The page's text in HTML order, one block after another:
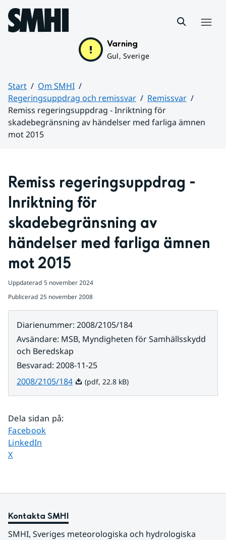
Hoppa till sidans innehåll
Varning
Gul, Sverige
Start
Om SMHI
Regeringsuppdrag och remissvar
Remissvar
Remiss regeringsuppdrag - Inriktning för
skadebegränsning av händelser med farliga ämnen
mot 2015
Remiss regeringsuppdrag -
Inriktning för
skadebegränsning av
händelser med farliga ämnen
mot 2015
Uppdaterad 5 november 2024
Publicerad 25 november 2008
Diarienummer: 2008/2105/184
Avsändare: MSB, Myndigheten för Samhällsskydd
och Beredskap
Besvarad: 2008-11-25
2008/2105/184Pdf, 22.8 kB.
(pdf, 22.8 kB)
Dela sidan på:
Dela sidan på
Facebook
Dela sidan på
LinkedIn
Dela sidan på
X
Kontakta SMHI
SMHI, Sveriges meteorologiska och hydrologiska